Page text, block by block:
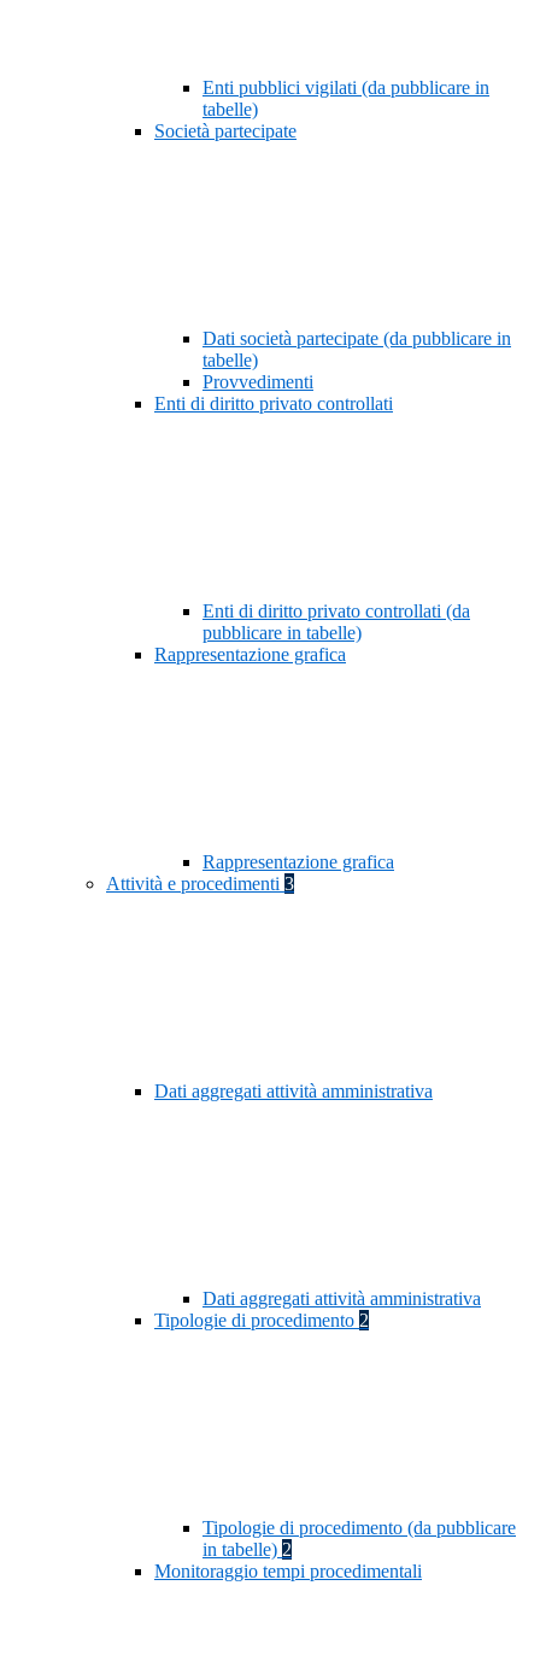
Enti pubblici vigilati (da pubblicare in
tabelle)
Società partecipate
Dati società partecipate (da pubblicare in
tabelle)
Provvedimenti
Enti di diritto privato controllati
Enti di diritto privato controllati (da
pubblicare in tabelle)
Rappresentazione grafica
Rappresentazione grafica
Attività e procedimenti 3
Dati aggregati attività amministrativa
Dati aggregati attività amministrativa
Tipologie di procedimento 2
Tipologie di procedimento (da pubblicare
in tabelle) 2
Monitoraggio tempi procedimentali